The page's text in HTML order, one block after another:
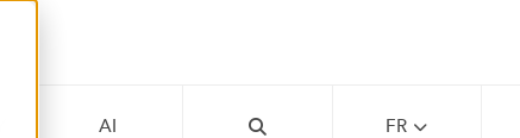
AI FR